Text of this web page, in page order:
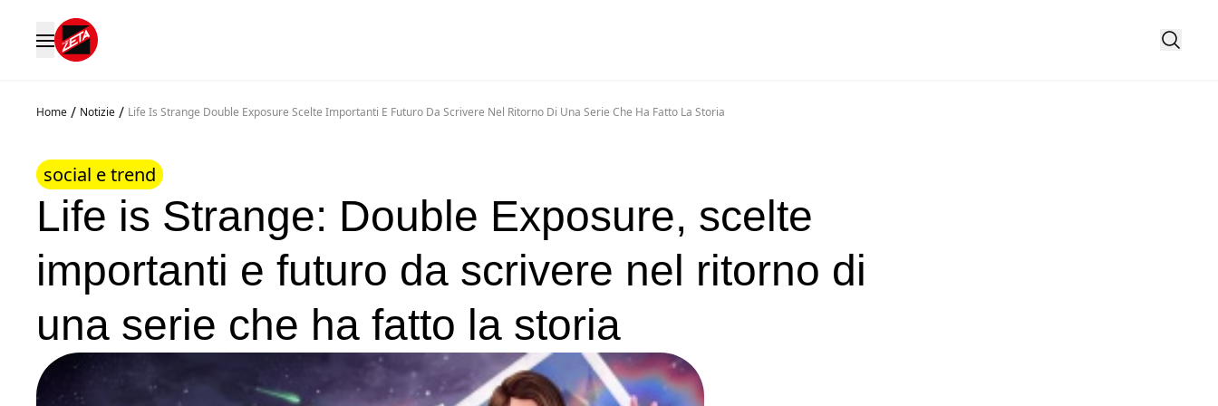
Home / Notizie / Life Is Strange Double Exposure Scelte Importanti E Futuro Da Scrivere Nel Ritorno Di Una Serie Che Ha Fatto La Storia
social e trend
Life is Strange: Double Exposure, scelte
importanti e futuro da scrivere nel ritorno di
una serie che ha fatto la storia